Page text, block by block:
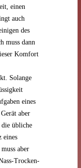
einen
auch
des
muss dann
Komfort
Solange
eines
aber
die übliche
eines
aber
Trocken-